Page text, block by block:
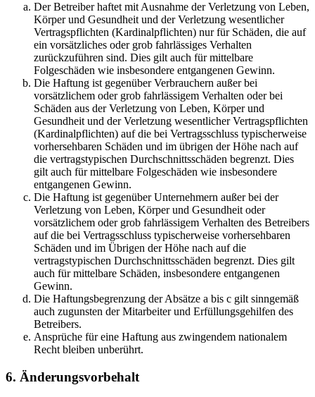
Der Betreiber haftet mit Ausnahme der Verletzung von Leben,
Körper und Gesundheit und der Verletzung wesentlicher
Vertragspflichten (Kardinalpflichten) nur für Schäden, die auf
ein vorsätzliches oder grob fahrlässiges Verhalten
zurückzuführen sind. Dies gilt auch für mittelbare
Folgeschäden wie insbesondere entgangenen Gewinn.
Die Haftung ist gegenüber Verbrauchern außer bei
vorsätzlichem oder grob fahrlässigem Verhalten oder bei
Schäden aus der Verletzung von Leben, Körper und
Gesundheit und der Verletzung wesentlicher Vertragspflichten
(Kardinalpflichten) auf die bei Vertragsschluss typischerweise
vorhersehbaren Schäden und im übrigen der Höhe nach auf
die vertragstypischen Durchschnittsschäden begrenzt. Dies
gilt auch für mittelbare Folgeschäden wie insbesondere
entgangenen Gewinn.
Die Haftung ist gegenüber Unternehmern außer bei der
Verletzung von Leben, Körper und Gesundheit oder
vorsätzlichem oder grob fahrlässigem Verhalten des Betreibers
auf die bei Vertragsschluss typischerweise vorhersehbaren
Schäden und im Übrigen der Höhe nach auf die
vertragstypischen Durchschnittsschäden begrenzt. Dies gilt
auch für mittelbare Schäden, insbesondere entgangenen
Gewinn.
Die Haftungsbegrenzung der Absätze a bis c gilt sinngemäß
auch zugunsten der Mitarbeiter und Erfüllungsgehilfen des
Betreibers.
Ansprüche für eine Haftung aus zwingendem nationalem
Recht bleiben unberührt.
6. Änderungsvorbehalt